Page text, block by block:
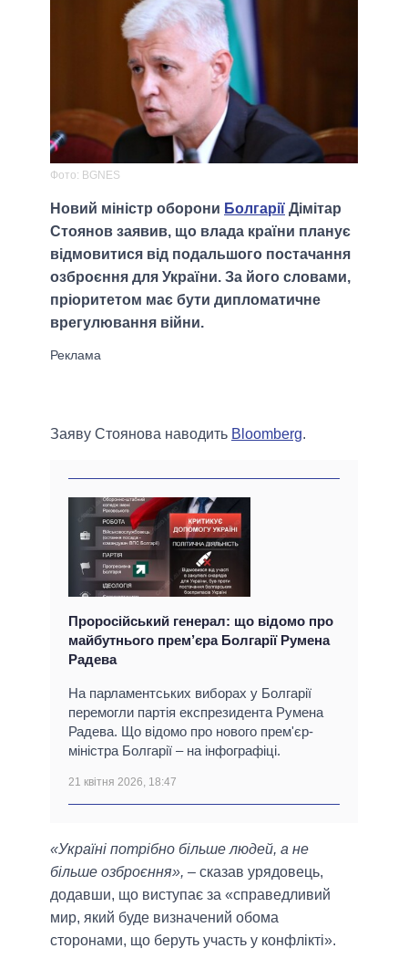
Фото: BGNES
Новий міністр оборони Болгарії Дімітар
Стоянов заявив, що влада країни планує
відмовитися від подальшого постачання
озброєння для України. За його словами,
пріоритетом має бути дипломатичне
врегулювання війни.
Заяву Стоянова наводить Bloomberg.
Проросійський генерал: що відомо про
майбутнього прем’єра Болгарії Румена
Радева
На парламентських виборах у Болгарії
перемогли партія експрезидента Румена
Радева. Що відомо про нового прем'єр-
міністра Болгарії – на інфографіці.
21 квітня 2026, 18:47
«Україні потрібно більше людей, а не
більше озброєння», – сказав урядовець,
додавши, що виступає за «справедливий
мир, який буде визначений обома
сторонами, що беруть участь у конфлікті».